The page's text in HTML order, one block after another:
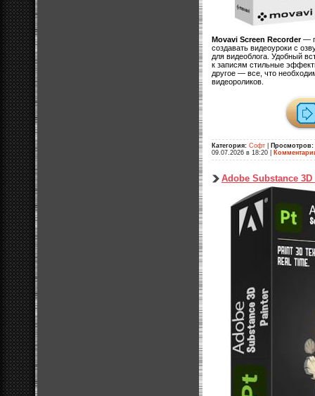
Movavi Screen Recorder—
создавать видеоуроки с
для видеоблога. Удобный
к записям стильные
другое — все, что
видеороликов.
Категория: Софт Просмотров:
09.07.2026 в 18:20
Adobe Substance